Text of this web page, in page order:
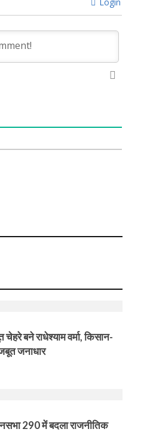
बने राधेश्याम वर्मा, किसान-
जनाधार
290 में बदला राजनीतिक